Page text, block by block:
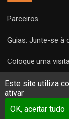
Este site utiliza
ativar
OK, aceitar tudo
Parceiros
Guias: Junte-se à
Coloque uma